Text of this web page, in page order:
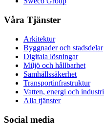
Våra Tjänster
Arkitektur
Byggnader och stadsdelar
Digitala lösningar
Miljö och hållbarhet
Samhällssäkerhet
Transportinfrastruktur
Vatten, energi och industri
Alla tjänster
Social media